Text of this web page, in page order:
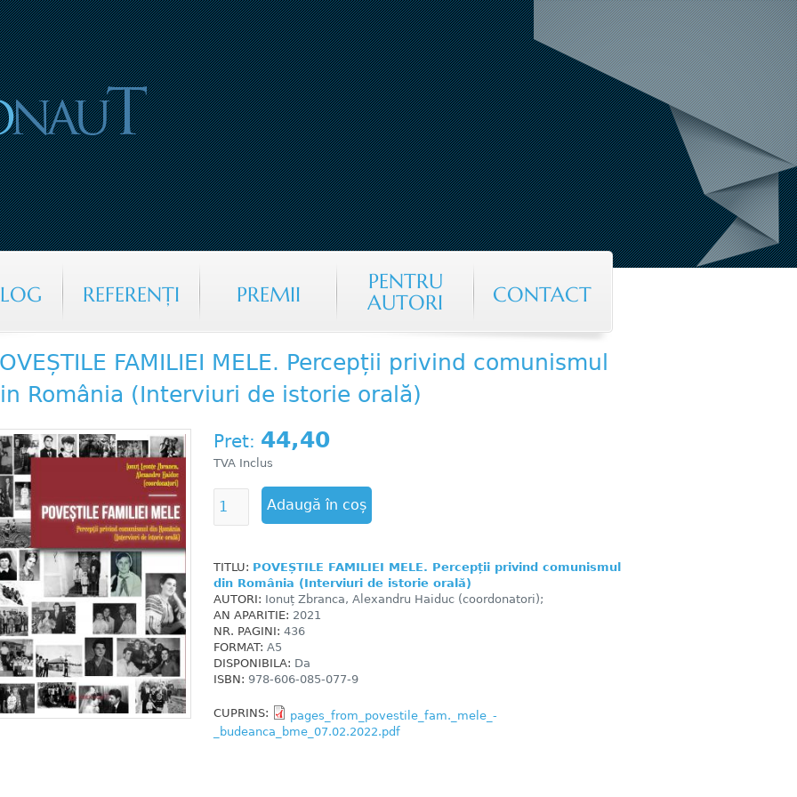
Jump to navigation
REFERENŢI PREMII
PENTRU
AUTORI
CONTACT
FAMILIEI MELE. Percepții privind comunismul
România (Interviuri de istorie orală)
Pret: 44,40
TVA Inclus
TITLU: POVEȘTILE FAMILIEI MELE. Percepții privind comunismul
din România (Interviuri de istorie orală)
AUTORI: Ionuț Zbranca, Alexandru Haiduc (coordonatori);
AN APARITIE: 2021
NR. PAGINI: 436
FORMAT: A5
DISPONIBILA: Da
ISBN: 978-606-085-077-9
CUPRINS:
pages_from_povestile_fam._mele_-
_budeanca_bme_07.02.2022.pdf